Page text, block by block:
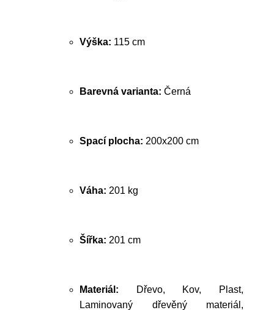
Výška: 115 cm
Barevná varianta: Černá
Spací plocha: 200x200 cm
Váha: 201 kg
Šířka: 201 cm
Materiál: Dřevo, Kov, Plast,
Laminovaný dřevěný materiál,